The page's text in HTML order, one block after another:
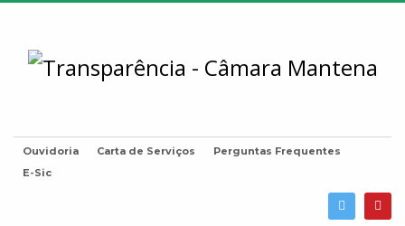
Ouvidoria Carta de Serviços
Perguntas Frequentes
E-Sic